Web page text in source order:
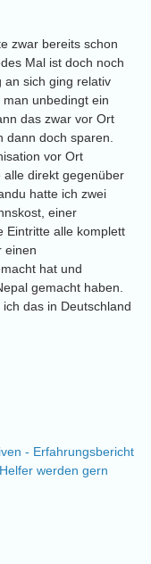
zwar bereits schon
Mal ist doch noch
an sich ging relativ
unbedingt ein
das zwar vor Ort
dann doch sparen.
vor Ort
direkt gegenüber
hatte ich zwei
einer
Eintritte alle komplett
einen
hat und
gemacht haben.
das in Deutschland
- Erfahrungsbericht
werden gern